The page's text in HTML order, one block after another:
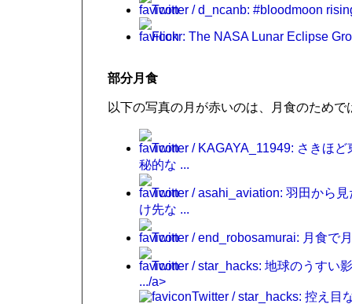
Twitter / d_ncanb: #bloodmoon
Flickr: The NASA Lunar Eclipse
部分月食
以下の写真の月が赤いのは、月食のため
Twitter / KAGAYA_11949: さきほ
秘的な ...
Twitter / asahi_aviation: 羽田から
け先な ...
Twitter / end_robosamurai: 月食で
Twitter / star_hacks: 地球のうすい
.../a>
Twitter / star_hacks: 控え目